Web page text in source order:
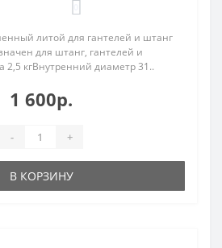
литой для гантелей и штанг
для штанг, гантелей и
2,5 кгВнутренний диаметр 31..
1 600р.
- +
В КОРЗИНУ